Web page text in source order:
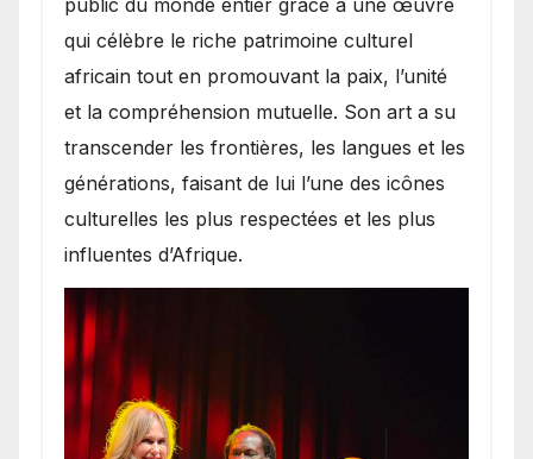
public du monde entier grâce à une œuvre
qui célèbre le riche patrimoine culturel
africain tout en promouvant la paix, l’unité
et la compréhension mutuelle. Son art a su
transcender les frontières, les langues et les
générations, faisant de lui l’une des icônes
culturelles les plus respectées et les plus
influentes d’Afrique.